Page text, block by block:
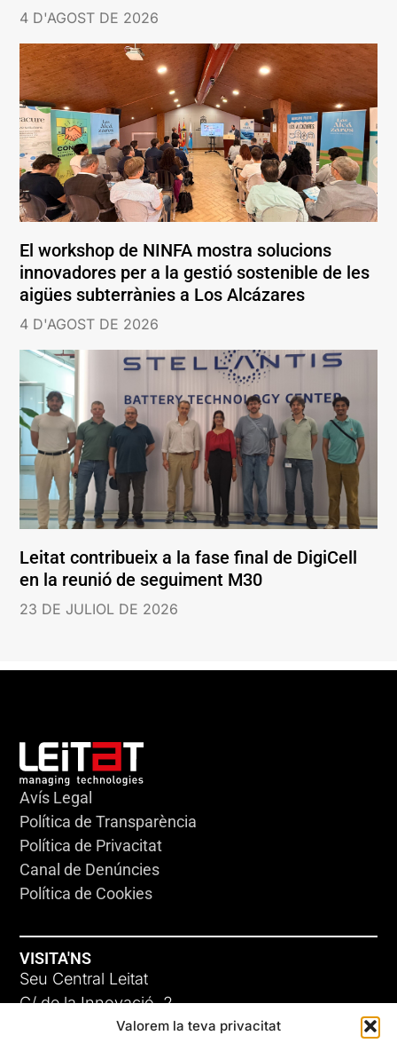
Valorem la teva privacitat
4 D'AGOST DE 2026
El workshop de NINFA mostra solucions
innovadores per a la gestió sostenible de les
aigües subterrànies a Los Alcázares
4 D'AGOST DE 2026
Leitat contribueix a la fase final de DigiCell
en la reunió de seguiment M30
23 DE JULIOL DE 2026
Avís Legal
Política de Transparència
Política de Privacitat
Canal de Denúncies
Política de Cookies
VISITA'NS
Seu Central Leitat
C/ de la Innovació, 2
08225 Terrassa, (Barcelona)